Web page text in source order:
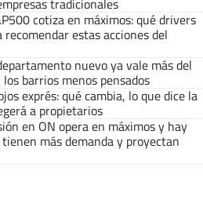
tradicionales
cotiza en máximos: qué drivers
estas acciones del
nuevo ya vale más del
barrios menos pensados
exprés: qué cambia, lo que dice la
a propietarios
en ON opera en máximos y hay
más demanda y proyectan